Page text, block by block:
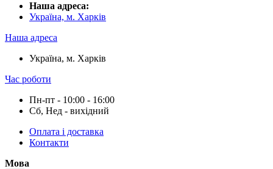
Наша адреса:
Україна, м. Харків
Наша адреса
Україна, м. Харків
Час роботи
Пн-пт - 10:00 - 16:00
Сб, Нед - вихідний
Оплата і доставка
Контакти
Мова